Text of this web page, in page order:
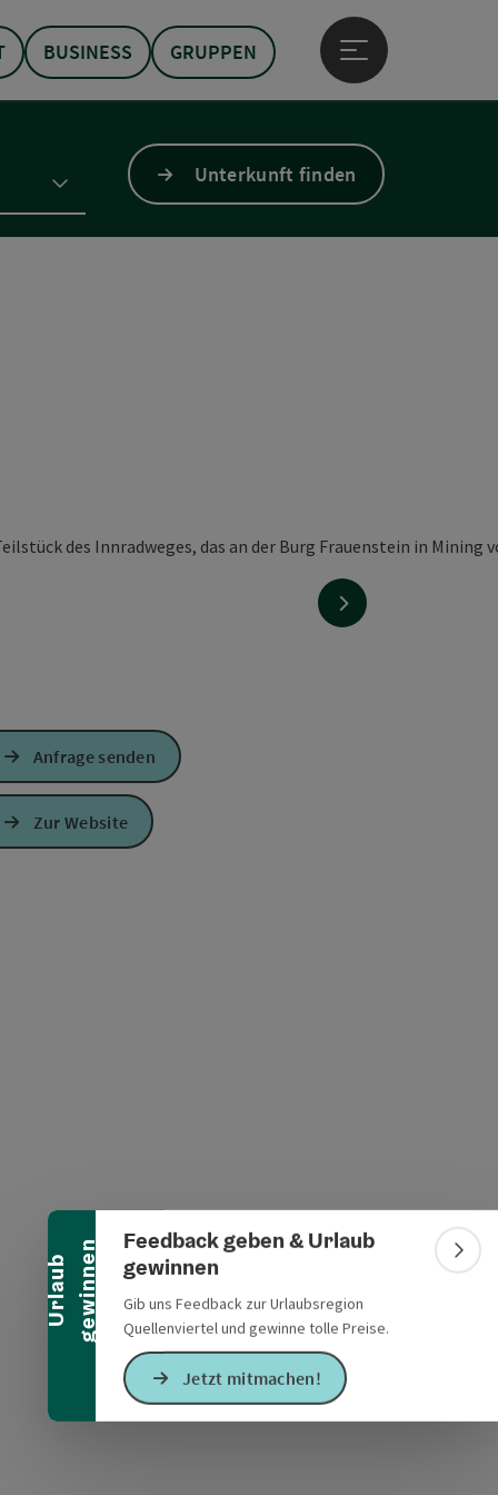
U
r
l
a
u
b
g
e
w
i
n
n
e n
Banner einklappen
Feedback geben & Urlaub
gewinnen
Gib uns Feedback zur Urlaubsregion
Quellenviertel und gewinne tolle Preise.
Jetzt mitmachen!
BUSINESS GRUPPEN
Hauptmenü öffnen
Unterkunft finden
nächstes Element
öffnenöffnen
Anfrage senden
Zur Website